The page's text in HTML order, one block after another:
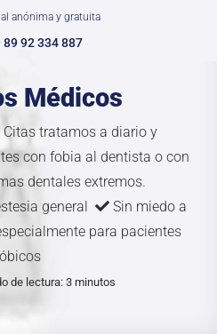
anónima y gratuita
89 92 334 887
Médicos
Citas tratamos a diario y
con fobia al dentista o con
dentales extremos.
general
Sin miedo a
para pacientes
de lectura: 3 minutos